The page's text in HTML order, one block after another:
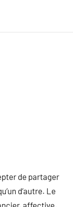
de partager
d’autre. Le
affective,